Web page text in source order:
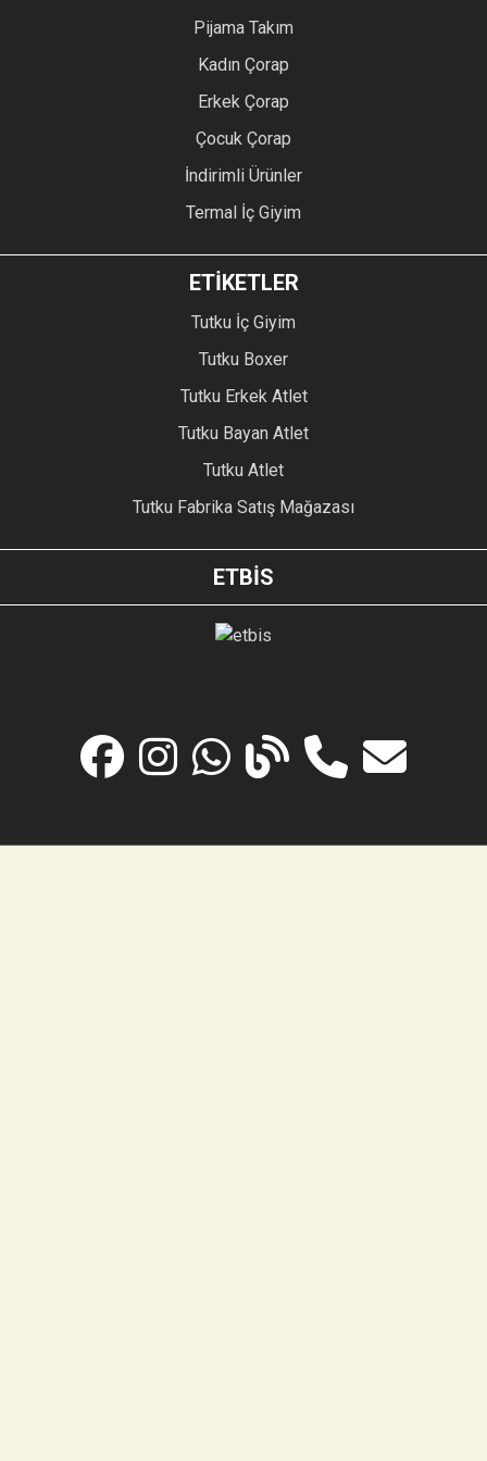
Pijama Takım
Kadın Çorap
Erkek Çorap
Çocuk Çorap
İndirimli Ürünler
Termal İç Giyim
ETİKETLER
Tutku İç Giyim
Tutku Boxer
Tutku Erkek Atlet
Tutku Bayan Atlet
Tutku Atlet
Tutku Fabrika Satış Mağazası
ETBİS